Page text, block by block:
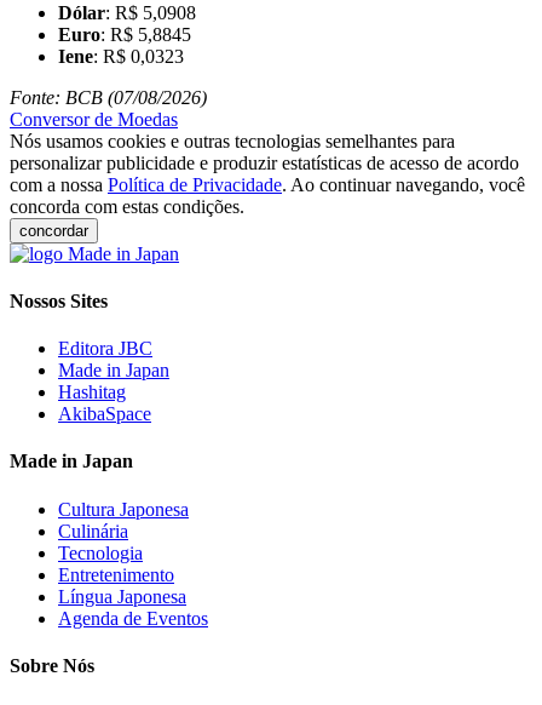
Dólar: R$ 5,0908
Euro: R$ 5,8845
Iene: R$ 0,0323
Fonte: BCB (07/08/2026)
Conversor de Moedas
Nós usamos cookies e outras tecnologias semelhantes para
personalizar publicidade e produzir estatísticas de acesso de acordo
com a nossa Política de Privacidade. Ao continuar navegando, você
concorda com estas condições.
concordar
Nossos Sites
Editora JBC
Made in Japan
Hashitag
AkibaSpace
Made in Japan
Cultura Japonesa
Culinária
Tecnologia
Entretenimento
Língua Japonesa
Agenda de Eventos
Sobre Nós